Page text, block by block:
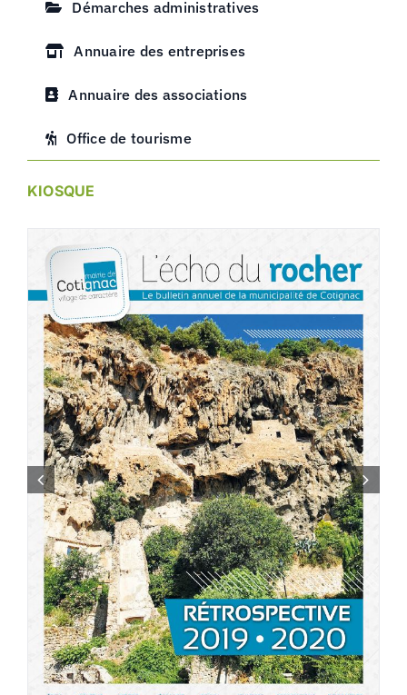
Démarches administratives
Annuaire des entreprises
Annuaire des associations
Office de tourisme
KIOSQUE